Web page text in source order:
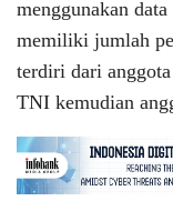
menggunakan
memiliki jumlah
terdiri dari
TNI kemudian